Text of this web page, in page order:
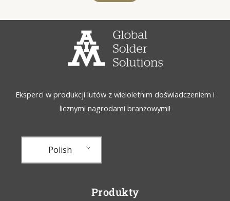
Eksperci w produkcji lutów z wieloletnim doświadczeniem i
licznymi nagrodami branżowymi!
Polish
Produkty